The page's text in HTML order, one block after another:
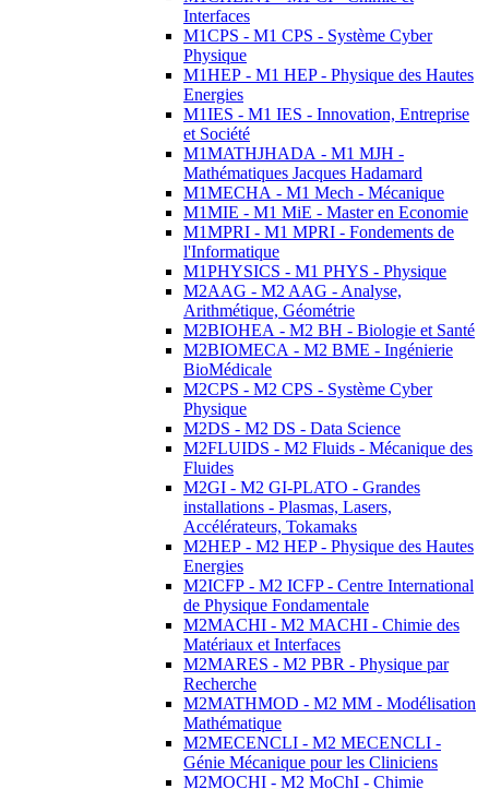
Interfaces
M1CPS - M1 CPS - Système Cyber
Physique
M1HEP - M1 HEP - Physique des Hautes
Energies
M1IES - M1 IES - Innovation, Entreprise
et Société
M1MATHJHADA - M1 MJH -
Mathématiques Jacques Hadamard
M1MECHA - M1 Mech - Mécanique
M1MIE - M1 MiE - Master en Economie
M1MPRI - M1 MPRI - Fondements de
l'Informatique
M1PHYSICS - M1 PHYS - Physique
M2AAG - M2 AAG - Analyse,
Arithmétique, Géométrie
M2BIOHEA - M2 BH - Biologie et Santé
M2BIOMECA - M2 BME - Ingénierie
BioMédicale
M2CPS - M2 CPS - Système Cyber
Physique
M2DS - M2 DS - Data Science
M2FLUIDS - M2 Fluids - Mécanique des
Fluides
M2GI - M2 GI-PLATO - Grandes
installations - Plasmas, Lasers,
Accélérateurs, Tokamaks
M2HEP - M2 HEP - Physique des Hautes
Energies
M2ICFP - M2 ICFP - Centre International
de Physique Fondamentale
M2MACHI - M2 MACHI - Chimie des
Matériaux et Interfaces
M2MARES - M2 PBR - Physique par
Recherche
M2MATHMOD - M2 MM - Modélisation
Mathématique
M2MECENCLI - M2 MECENCLI -
Génie Mécanique pour les Cliniciens
M2MOCHI - M2 MoChI - Chimie